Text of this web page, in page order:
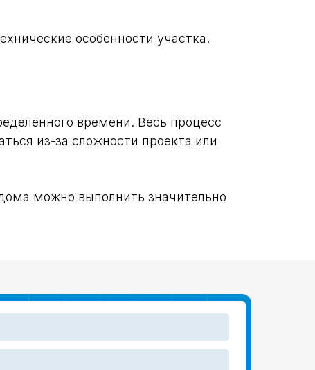
особенности участка.
времени. Весь процесс
из-за сложности проекта или
можно выполнить значительно